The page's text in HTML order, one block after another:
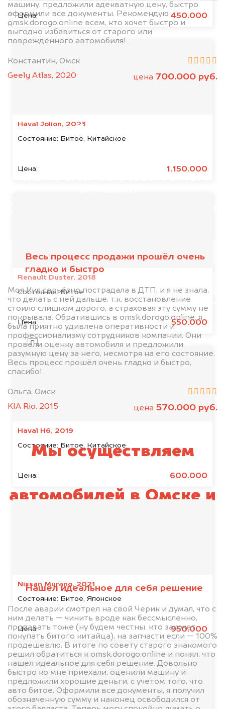
Цена: 450.000
Haval Jolion, 2023
Состояние: Битое, Китайское
Цена: 1.150.000
Renault Duster, 2018
Состояние:Битое
Цена: 550.000
Haval H6, 2019
Состояние: Битое, Китайское
Цена: 600.000
Nissan Murano, 2021
Состояние: Битое, Японское
Цена: 950.000
машину, предложили адекватную цену, быстро
оформили все документы. Рекомендую
omsk.dorogo.online всем, кто хочет быстро и
выгодно избавиться от старого или
повреждённого автомобиля!
Константин, Омск
Geely Atlas, 2020
цена 700.000 руб.
Весь процесс продажи прошёл очень
гладко и быстро
Моя Кия серьёзно пострадала в ДТП, и я не знала,
что делать с ней дальше, т.к. восстановление
стоило слишком дорого, а страховая эту сумму не
покрывала. Обратившись в omsk.dorogo.online, я
была приятно удивлена оперативности и
профессионализму сотрудников компании. Они
провели оценку автомобиля и предложили
разумную цену за него, несмотря на его состояние.
Весь процесс прошёл очень гладко и быстро,
спасибо!
Ольга, Омск
KIA Rio, 2015
цена 570.000 руб.
Нашел идеальное для себя решение
После аварии смотрел на свой Черик и думал, что с
ним делать — чинить вроде как бессмысленно,
продавать тоже (ну будем честны, кто захочет
покупать битого китайца), на запчасти если — 100%
продешевлю. В итоге по совету старого знакомого
решил обратиться к omsk.dorogo.online и понял, что
нашел идеальное для себя решение. Довольно
быстро ко мне приехали, оценили машину и
предложили хорошие деньги, с учетом того, что
авто битое. Оформили все документы, я получил
обозначенную сумму и наконец освободился от
*принадлежит компании Meta Platforms, Inc., признанной экстремистской
организацией и запрещённой на территории РФ
абсолютно
Узнать стоимость
Я даю согласие на обработку своих
персональных данных и соглашаюсь с
политикой конфиденциальности
Мы осуществляем
выкуп битых
автомобилей в Омске и